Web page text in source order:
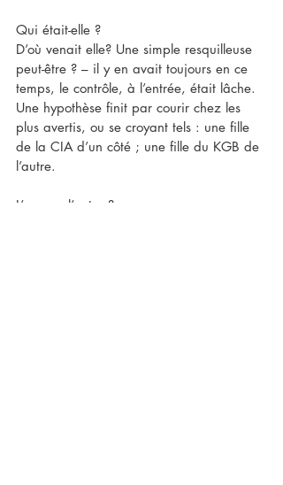
Qui était-elle ?
D’où venait elle? Une simple resquilleuse
peut-être ? – il y en avait toujours en ce
temps, le contrôle, à l’entrée, était lâche.
Une hypothèse finit par courir chez les
plus avertis, ou se croyant tels : une fille
de la CIA d’un côté ; une fille du KGB de
l’autre.
L’une ou l’autre ?